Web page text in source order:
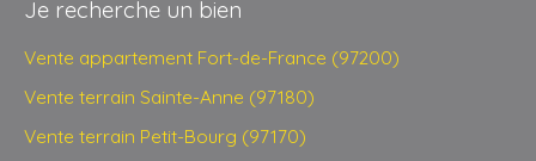
Je recherche un bien
Vente appartement Fort-de-France (97200)
Vente terrain Sainte-Anne (97180)
Vente terrain Petit-Bourg (97170)